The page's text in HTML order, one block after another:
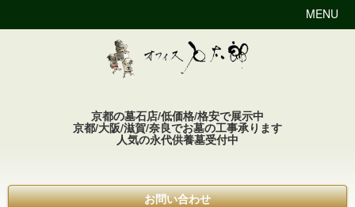
MENU
京都の墓石店/低価格/格安で展示中
京都/大阪/滋賀/奈良でお墓の工事承ります
人気の永代供養墓受付中
お問い合わせ